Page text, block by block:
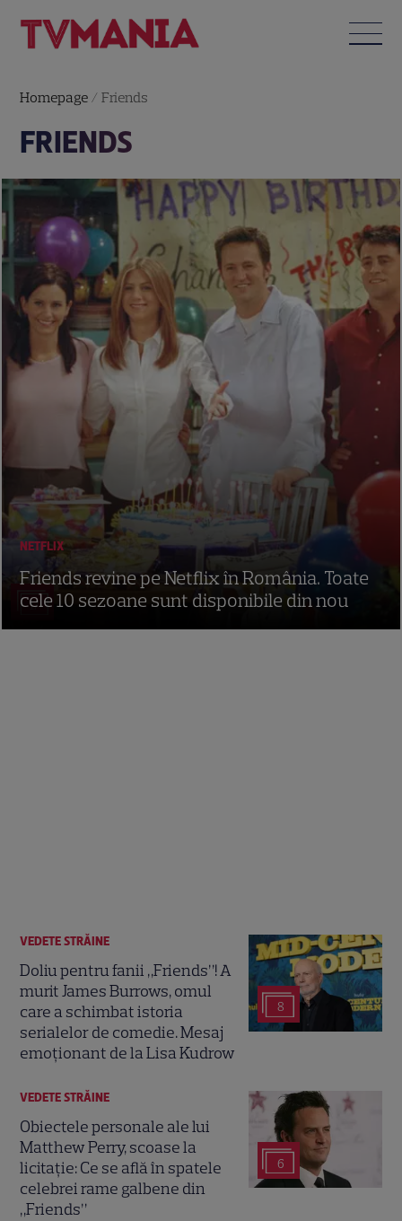
Homepage /Friends
FRIENDS
8
VEDETE STRĂINE
Doliu pentru fanii „Friends”! A
murit James Burrows, omul
care a schimbat istoria
serialelor de comedie. Mesaj
emoționant de la Lisa Kudrow
6
VEDETE STRĂINE
Obiectele personale ale lui
Matthew Perry, scoase la
licitație: Ce se află în spatele
celebrei rame galbene din
„Friends”
17
NETFLIX
Friends revine pe Netflix în România. Toate
cele 10 sezoane sunt disponibile din nou